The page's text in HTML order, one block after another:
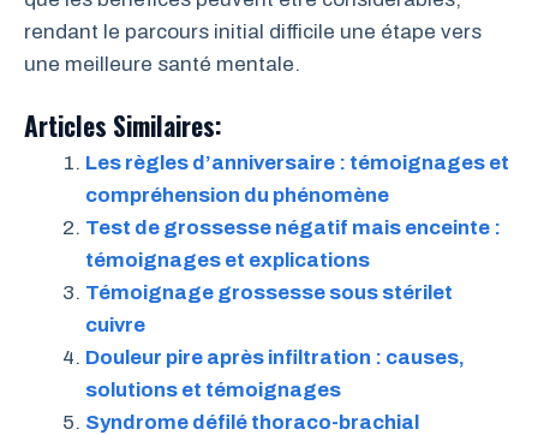
rendant le parcours initial difficile une étape vers
une meilleure santé mentale.
Articles Similaires:
Les règles d’anniversaire : témoignages et
compréhension du phénomène
Test de grossesse négatif mais enceinte :
témoignages et explications
Témoignage grossesse sous stérilet
cuivre
Douleur pire après infiltration : causes,
solutions et témoignages
Syndrome défilé thoraco-brachial